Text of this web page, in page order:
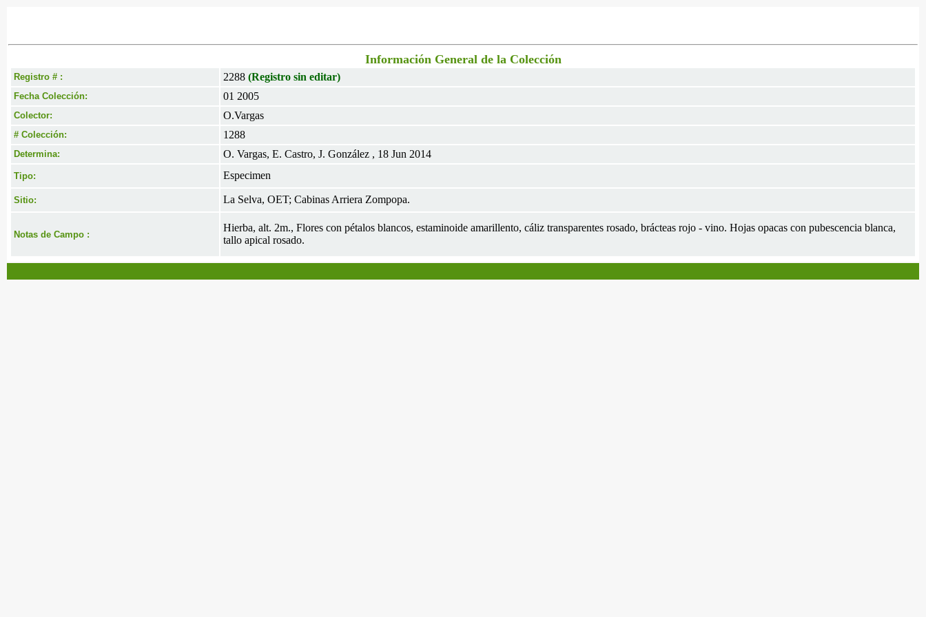
Información General de la Colección
Registro # : 2288 (Registro sin editar)
Fecha Colección: 01 2005
Colector: O.Vargas
# Colección: 1288
Determina: O. Vargas, E. Castro, J. González , 18 Jun 2014
Tipo: Especimen
Sitio: La Selva, OET; Cabinas Arriera Zompopa.
Notas de Campo :
Hierba, alt. 2m., Flores con pétalos blancos, estaminoide amarillento, cáliz transparentes rosado, brácteas rojo - vino. Hojas opacas con pubescencia blanca,
tallo apical rosado.